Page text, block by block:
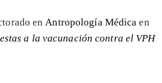
enAntropología Médica en
a la vacunación contra el VPH